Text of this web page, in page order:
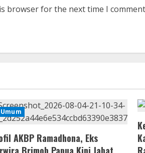
browser for the next time I
Umum
AKBP Ramadhona, Eks